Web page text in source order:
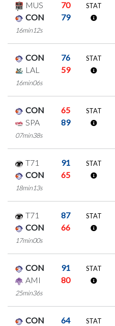
MUS
70
CON
79
16min12s
STAT
CON
76
LAL
59
16min06s
STAT
CON
65
SPA
89
07min38s
STAT
T71
91
CON
65
18min13s
STAT
T71
87
CON
66
17min00s
STAT
CON
91
AMI
80
25min36s
STAT
CON
64
STAT